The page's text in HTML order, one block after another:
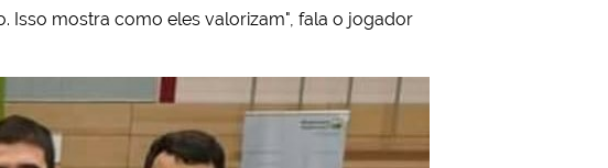
Isso mostra como eles valorizam", fala o jogador